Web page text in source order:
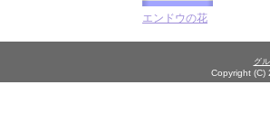
エンドウの花
グ
Copyright (C)